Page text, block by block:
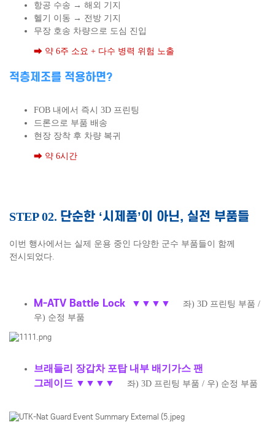
항공 수송 → 해외 기지
헬기 이동 → 전방 기지
무장 호송 차량으로 도심 진입
➡ 약 6주 소요 + 다수 병력 위험 노출
적층제조를 적용하면?
FOB 내에서 즉시 3D 프린팅
드론으로 부품 배송
현장 장착 후 차량 복귀
➡ 약 6시간
STEP 02. 단순한 ‘시제품’이 아닌, 실전 부품들
이번 행사에서는 실제 운용 중인 다양한 군수 부품들이 함께
전시되었다.
M-ATV Battle Lock ▼ ▼ ▼ ▼
좌) 3D 프린팅 부품 /
우) 순정 부품
브래들리 장갑차 포탑 내부 배기가스 팬
그레이드 ▼ ▼ ▼ ▼ 좌) 3D 프린팅 부품 / 우) 순정 부품